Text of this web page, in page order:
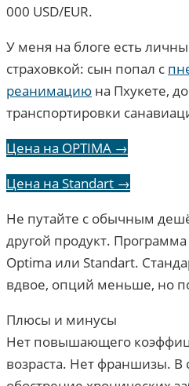
000 USD/EUR.
У меня на блоге есть
страховкой: сын попал с
реанимацию на Пхукете,
транспортировки
Цена на OPTIMA →
Цена на Standart →
Не путайте с обычным
другой продукт.
Optima или Standart.
вдвое, опций меньше, но
Плюсы и минусы
Нет повышающего
возраста. Нет франшизы. В